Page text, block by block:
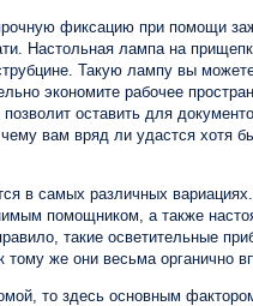
фиксацию при помощи
Настольная лампа на
Такую лампу вы
экономите рабочее
оставить для
вам вряд ли удастся хотя
в самых различных
помощником, а также
такие осветительные
же они весьма органично
то здесь основным